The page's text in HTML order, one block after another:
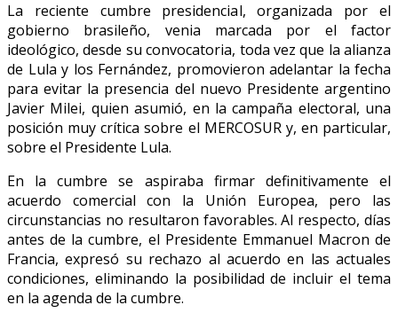
La reciente cumbre presidencial, organizada por el
gobierno brasileño, venia marcada por el factor
ideológico, desde su convocatoria, toda vez que la alianza
de Lula y los Fernández, promovieron adelantar la fecha
para evitar la presencia del nuevo Presidente argentino
Javier Milei, quien asumió, en la campaña electoral, una
posición muy crítica sobre el MERCOSUR y, en particular,
sobre el Presidente Lula.
En la cumbre se aspiraba firmar definitivamente el
acuerdo comercial con la Unión Europea, pero las
circunstancias no resultaron favorables. Al respecto, días
antes de la cumbre, el Presidente Emmanuel Macron de
Francia, expresó su rechazo al acuerdo en las actuales
condiciones, eliminando la posibilidad de incluir el tema
en la agenda de la cumbre.